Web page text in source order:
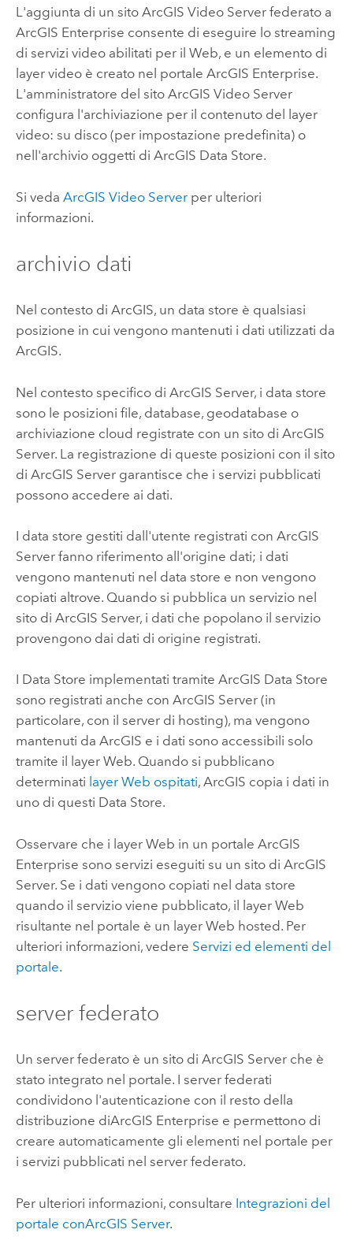
L'aggiunta di un sito ArcGIS Video Serverfederato a
ArcGIS Enterprise consente di eseguire lo streaming
di servizi video abilitati per il Web, e un elemento di
layer video è creato nel portale ArcGIS Enterprise.
L'amministratore del sito ArcGIS Video Server
configura l'archiviazione per il contenuto del layer
video: su disco (per impostazione predefinita) o
nell'archivio oggetti di ArcGIS Data Store.
Si veda ArcGIS Video Serverper ulteriori
informazioni.
archivio dati
Nel contesto di ArcGIS, un data store è qualsiasi
posizione in cui vengono mantenuti i dati utilizzati da
ArcGIS.
Nel contesto specifico di ArcGIS Server, i data store
sono le posizioni file, database, geodatabase o
archiviazione cloud registrate con un sito di ArcGIS
Server. La registrazione di queste posizioni con il sito
di ArcGIS Servergarantisce che i servizi pubblicati
possono accedere ai dati.
I data store gestiti dall'utente registrati con ArcGIS
Serverfanno riferimento all'origine dati; i dati
vengono mantenuti nel data store e non vengono
copiati altrove. Quando si pubblica un servizio nel
sito di ArcGIS Server, i dati che popolano il servizio
provengono dai dati di origine registrati.
I Data Store implementati tramite ArcGIS Data Store
sono registrati anche con ArcGIS Server(in
particolare, con il server di hosting), ma vengono
mantenuti da ArcGIS e i dati sono accessibili solo
tramite il layer Web. Quando si pubblicano
determinati layer Web ospitati, ArcGIS copia i dati in
uno di questi Data Store.
Osservare che i layer Web in un portale ArcGIS
Enterprise sono servizi eseguiti su un sito di ArcGIS
Server. Se i dati vengono copiati nel data store
quando il servizio viene pubblicato, il layer Web
risultante nel portale è un layer Web hosted. Per
ulteriori informazioni, vedere Servizi ed elementi del
portale.
server federato
Un server federato è un sito di ArcGIS Serverche è
stato integrato nel portale. I server federati
condividono l'autenticazione con il resto della
distribuzione diArcGIS Enterprise e permettono di
creare automaticamente gli elementi nel portale per
i servizi pubblicati nel server federato.
Per ulteriori informazioni, consultare Integrazioni del
portale conArcGIS Server.